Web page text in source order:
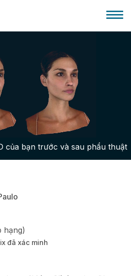
3D
của bạn trước và sau phẩu thuật
hạng)
đã xác minh